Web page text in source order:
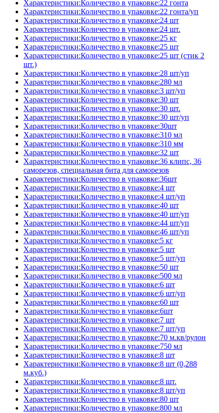
Характеристики:Количество в упаковке:22 гонта
Характеристики:Количество в упаковке:22 гонта/уп
Характеристики:Количество в упаковке:24 шт
Характеристики:Количество в упаковке:24 шт.
Характеристики:Количество в упаковке:25 кг
Характеристики:Количество в упаковке:25 шт
Характеристики:Количество в упаковке:25 шт (стик 2
шт.)
Характеристики:Количество в упаковке:28 шт/уп
Характеристики:Количество в упаковке:280 мл
Характеристики:Количество в упаковке:3 шт/уп
Характеристики:Количество в упаковке:30 шт
Характеристики:Количество в упаковке:30 шт.
Характеристики:Количество в упаковке:30 шт/уп
Характеристики:Количество в упаковке:30шт
Характеристики:Количество в упаковке:310 мл
Характеристики:Количество в упаковке:310 мм
Характеристики:Количество в упаковке:32 шт
Характеристики:Количество в упаковке:36 клипс, 36
саморезов, специальная бита для саморезов
Характеристики:Количество в упаковке:36шт
Характеристики:Количество в упаковке:4 шт
Характеристики:Количество в упаковке:4 шт/уп
Характеристики:Количество в упаковке:40 шт
Характеристики:Количество в упаковке:40 шт/уп
Характеристики:Количество в упаковке:44 шт/уп
Характеристики:Количество в упаковке:46 шт/уп
Характеристики:Количество в упаковке:5 кг
Характеристики:Количество в упаковке:5 шт
Характеристики:Количество в упаковке:5 шт/уп
Характеристики:Количество в упаковке:50 шт
Характеристики:Количество в упаковке:500 мл
Характеристики:Количество в упаковке:6 шт
Характеристики:Количество в упаковке:6 шт/уп
Характеристики:Количество в упаковке:60 шт
Характеристики:Количество в упаковке:6шт
Характеристики:Количество в упаковке:7 шт
Характеристики:Количество в упаковке:7 шт/уп
Характеристики:Количество в упаковке:70 м.кв/рулон
Характеристики:Количество в упаковке:750 мл
Характеристики:Количество в упаковке:8 шт
Характеристики:Количество в упаковке:8 шт (0,288
м.куб.)
Характеристики:Количество в упаковке:8 шт.
Характеристики:Количество в упаковке:8 шт/уп
Характеристики:Количество в упаковке:80 шт
Характеристики:Количество в упаковке:800 мл